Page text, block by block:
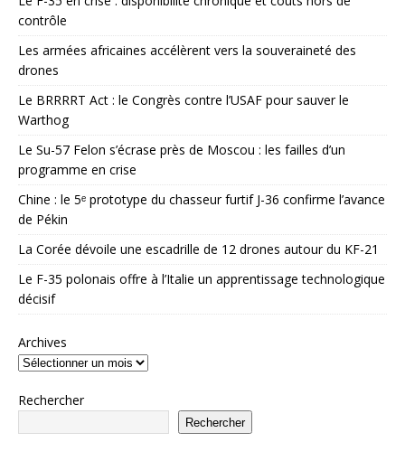
contrôle
Les armées africaines accélèrent vers la souveraineté des
drones
Le BRRRRT Act : le Congrès contre l’USAF pour sauver le
Warthog
Le Su-57 Felon s’écrase près de Moscou : les failles d’un
programme en crise
Chine : le 5ᵉ prototype du chasseur furtif J-36 confirme l’avance
de Pékin
La Corée dévoile une escadrille de 12 drones autour du KF-21
Le F-35 polonais offre à l’Italie un apprentissage technologique
décisif
Archives
Rechercher
Rechercher